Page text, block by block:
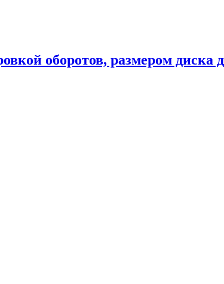
оборотов, размером